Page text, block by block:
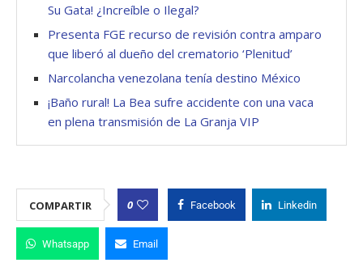
Su Gata! ¿Increíble o Ilegal?
Presenta FGE recurso de revisión contra amparo
que liberó al dueño del crematorio ‘Plenitud’
Narcolancha venezolana tenía destino México
¡Baño rural! La Bea sufre accidente con una vaca
en plena transmisión de La Granja VIP
COMPARTIR 0 Facebook Linkedin
Whatsapp Email